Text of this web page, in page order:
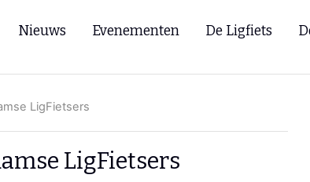
Nieuws Evenementen
WK Ligfietsen 2026
De Ligfiets
LigFietsers
LigFietsers